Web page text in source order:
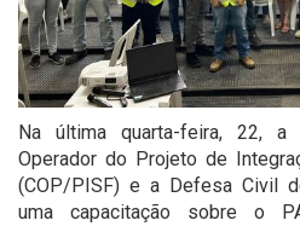
Na última quarta-feira, 22, a
Operador do Projeto de
(COP/PISF) e a Defesa Civil
uma capacitação sobre o